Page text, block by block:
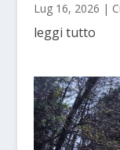
Lug 16, 2026 |
leggi tutto